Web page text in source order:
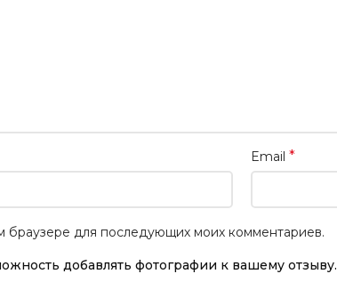
Email *
браузере для последующих моих комментариев.
добавлять фотографии к вашему отзыву.